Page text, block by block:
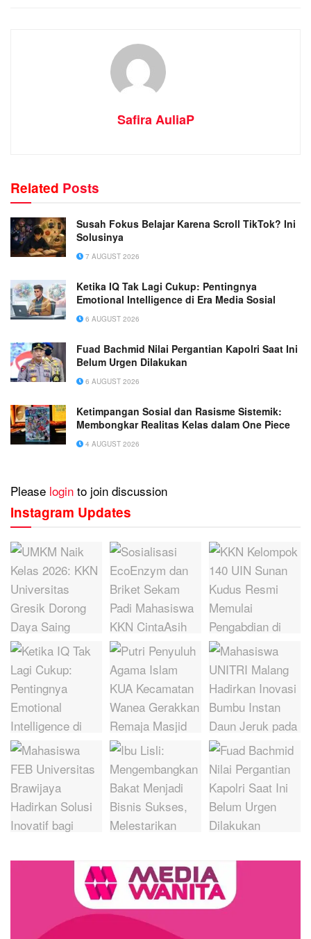
Safira AuliaP
Related Posts
Susah Fokus Belajar Karena Scroll TikTok? Ini
Solusinya
7 AUGUST 2026
Ketika IQ Tak Lagi Cukup: Pentingnya
Emotional Intelligence di Era Media Sosial
6 AUGUST 2026
Fuad Bachmid Nilai Pergantian Kapolri Saat Ini
Belum Urgen Dilakukan
6 AUGUST 2026
Ketimpangan Sosial dan Rasisme Sistemik:
Membongkar Realitas Kelas dalam One Piece
4 AUGUST 2026
Please login to join discussion
Instagram Updates